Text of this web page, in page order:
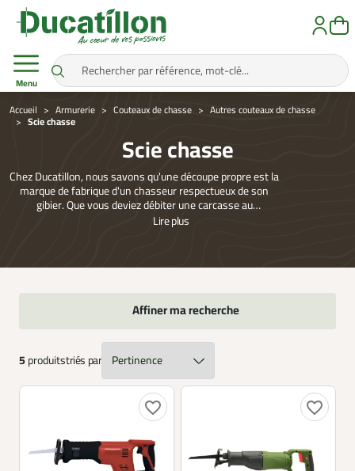
Menu
Accueil Armurerie Couteaux de chasse Autres couteaux de chasse
Scie chasse
Scie chasse
Chez Ducatillon, nous savons qu'une découpe propre est la
marque de fabrique d'un chasseur respectueux de son
gibier. Que vous deviez débiter une carcasse au
campement ou dégager une ligne de tir encombrée,
Lireplus
Affiner ma recherche
5produitstriés par
favorite_border favorite_border